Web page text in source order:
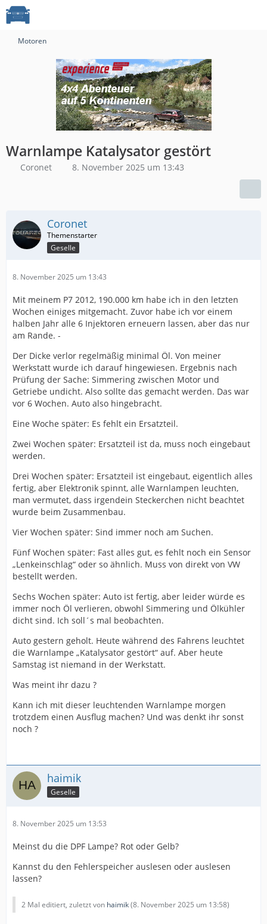
Motoren
Warnlampe Katalysator gestört
Coronet 8. November 2025 um 13:43
Coronet
Geselle
8. November 2025 um 13:43
Mit meinem P7 2012, 190.000 km habe ich in den letzten
Wochen einiges mitgemacht. Zuvor habe ich vor einem
halben Jahr alle 6 Injektoren erneuern lassen, aber das nur
am Rande. -
Der Dicke verlor regelmäßig minimal Öl. Von meiner
Werkstatt wurde ich darauf hingewiesen. Ergebnis nach
Prüfung der Sache: Simmering zwischen Motor und
Getriebe undicht. Also sollte das gemacht werden. Das war
vor 6 Wochen. Auto also hingebracht.
Eine Woche später: Es fehlt ein Ersatzteil.
Zwei Wochen später: Ersatzteil ist da, muss noch eingebaut
werden.
Drei Wochen später: Ersatzteil ist eingebaut, eigentlich alles
fertig, aber Elektronik spinnt, alle Warnlampen leuchten,
man vermutet, dass irgendein Steckerchen nicht beachtet
wurde beim Zusammenbau.
Vier Wochen später: Sind immer noch am Suchen.
Fünf Wochen später: Fast alles gut, es fehlt noch ein Sensor
„Lenkeinschlag“ oder so ähnlich. Muss von direkt von VW
bestellt werden.
Sechs Wochen später: Auto ist fertig, aber leider würde es
immer noch Öl verlieren, obwohl Simmering und Ölkühler
dicht sind. Ich soll´s mal beobachten.
Auto gestern geholt. Heute während des Fahrens leuchtet
die Warnlampe „Katalysator gestört“ auf. Aber heute
Samstag ist niemand in der Werkstatt.
Was meint ihr dazu ?
Kann ich mit dieser leuchtenden Warnlampe morgen
trotzdem einen Ausflug machen? Und was denkt ihr sonst
noch ?
haimik
Geselle
8. November 2025 um 13:53
Meinst du die DPF Lampe? Rot oder Gelb?
Kannst du den Fehlerspeicher auslesen oder auslesen
lassen?
2 Mal editiert, zuletzt von haimik(8. November 2025 um 13:58)